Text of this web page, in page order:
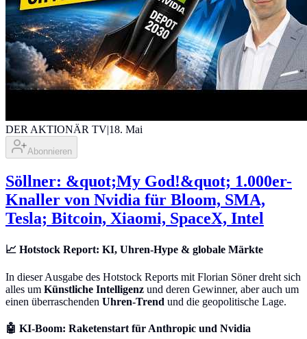
DER AKTIONÄR TV|18. Mai
Abonnieren
Söllner: &quot;My God!&quot; 1.000er-
Knaller von Nvidia für Bloom, SMA,
Tesla; Bitcoin, Xiaomi, SpaceX, Intel
📈 Hotstock Report: KI, Uhren-Hype & globale Märkte
In dieser Ausgabe des Hotstock Reports mit Florian Söner dreht sich
alles um Künstliche Intelligenz und deren Gewinner, aber auch um
einen überraschenden Uhren-Trend und die geopolitische Lage.
🤖 KI-Boom: Raketenstart für Anthropic und Nvidia